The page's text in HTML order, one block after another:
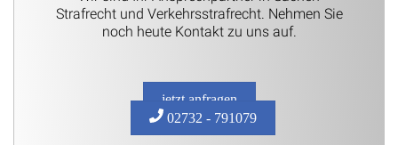
Strafrecht und Verkehrsstrafrecht. Nehmen Sie
noch heute Kontakt zu uns auf.
jetzt anfragen
02732 - 791079